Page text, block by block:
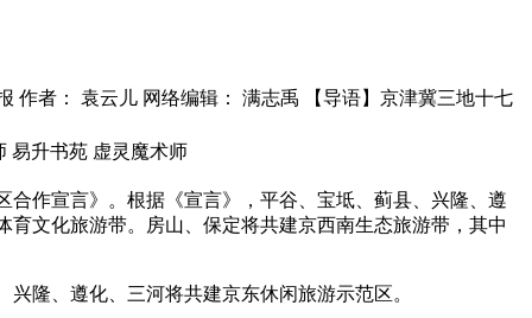
作者： 袁云儿 网络编辑： 满志禹 【导语】京津冀三地十七
易升书苑 虚灵魔术师
作宣言》。根据《宣言》，平谷、宝坻、蓟县、兴隆、遵
文化旅游带。房山、保定将共建京西南生态旅游带，其中
隆、遵化、三河将共建京东休闲旅游示范区。